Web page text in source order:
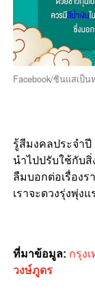
Facebook/ซินแสเป็น
รู้สีมงคลประจำปี
นำไปปรับใช้กับสิ่
ลืมบอกต่อเรื่องร
เราจะดวงรุ่งพุ่ง
ที่มาข้อมูล: กรุง
วงษ์ภูดร